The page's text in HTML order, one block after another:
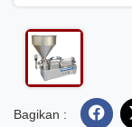
Bagikan :